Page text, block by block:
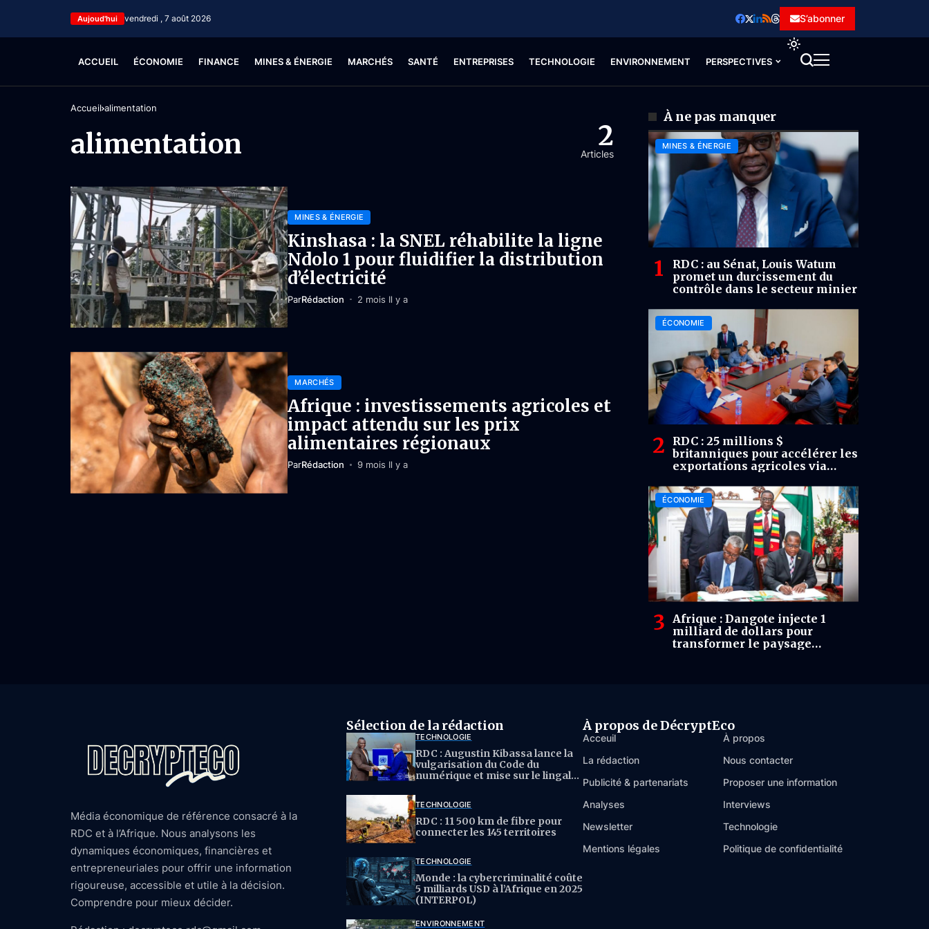
Aujoud'hui vendredi , 7 août 2026 S’abonner
ACCUEIL ÉCONOMIE FINANCE MINES & ÉNERGIE MARCHÉS SANTÉ ENTREPRISES TECHNOLOGIE ENVIRONNEMENT PERSPECTIVES
Accueil alimentation
alimentation 2
Articles
MINES & ÉNERGIE
Kinshasa : la SNEL réhabilite la ligne
Ndolo 1 pour fluidifier la distribution
d’électricité
ParRédaction 2 mois Il y a
MARCHÉS
Afrique : investissements agricoles et
impact attendu sur les prix
alimentaires régionaux
ParRédaction 9 mois Il y a
À ne pas manquer
MINES & ÉNERGIE
RDC : au Sénat, Louis Watum
promet un durcissement du
contrôle dans le secteur minier
ÉCONOMIE
RDC : 25 millions $
britanniques pour accélérer les
exportations agricoles via
ÉCONOMIE
Afrique : Dangote injecte 1
milliard de dollars pour
transformer le paysage
Média économique de référence consacré à la
RDC et à l’Afrique. Nous analysons les
dynamiques économiques, financières et
entrepreneuriales pour offrir une information
rigoureuse, accessible et utile à la décision.
Comprendre pour mieux décider.
Sélection de la rédaction
TECHNOLOGIE
RDC : Augustin Kibassa lance la
vulgarisation du Code du
numérique et mise sur le lingala
TECHNOLOGIE
RDC : 11 500 km de fibre pour
connecter les 145 territoires
TECHNOLOGIE
Monde : la cybercriminalité coûte
5 milliards USD à l’Afrique en 2025
(INTERPOL)
ENVIRONNEMENT
À propos de DécryptEco
Acceuil
À propos
La rédaction
Nous contacter
Publicité & partenariats
Proposer une information
Analyses
Interviews
Newsletter
Technologie
Mentions légales
Politique de confidentialité